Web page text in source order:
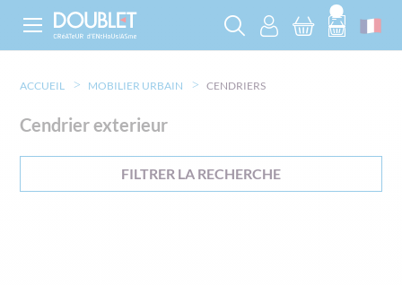
ACCUEIL MOBILIER URBAIN CENDRIERS
Cendrier exterieur
FILTRER LA RECHERCHE